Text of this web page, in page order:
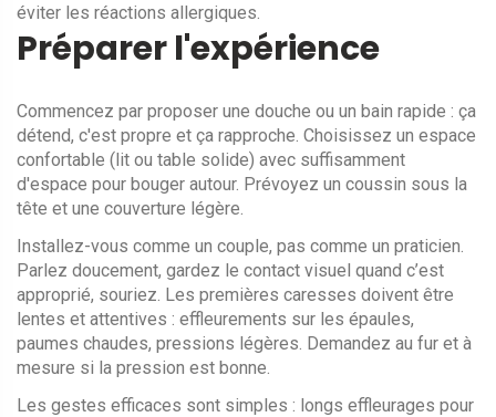
éviter les réactions allergiques.
Préparer l'expérience
Commencez par proposer une douche ou un bain rapide : ça
détend, c'est propre et ça rapproche. Choisissez un espace
confortable (lit ou table solide) avec suffisamment
d'espace pour bouger autour. Prévoyez un coussin sous la
tête et une couverture légère.
Installez-vous comme un couple, pas comme un praticien.
Parlez doucement, gardez le contact visuel quand c’est
approprié, souriez. Les premières caresses doivent être
lentes et attentives : effleurements sur les épaules,
paumes chaudes, pressions légères. Demandez au fur et à
mesure si la pression est bonne.
Les gestes efficaces sont simples : longs effleurages pour